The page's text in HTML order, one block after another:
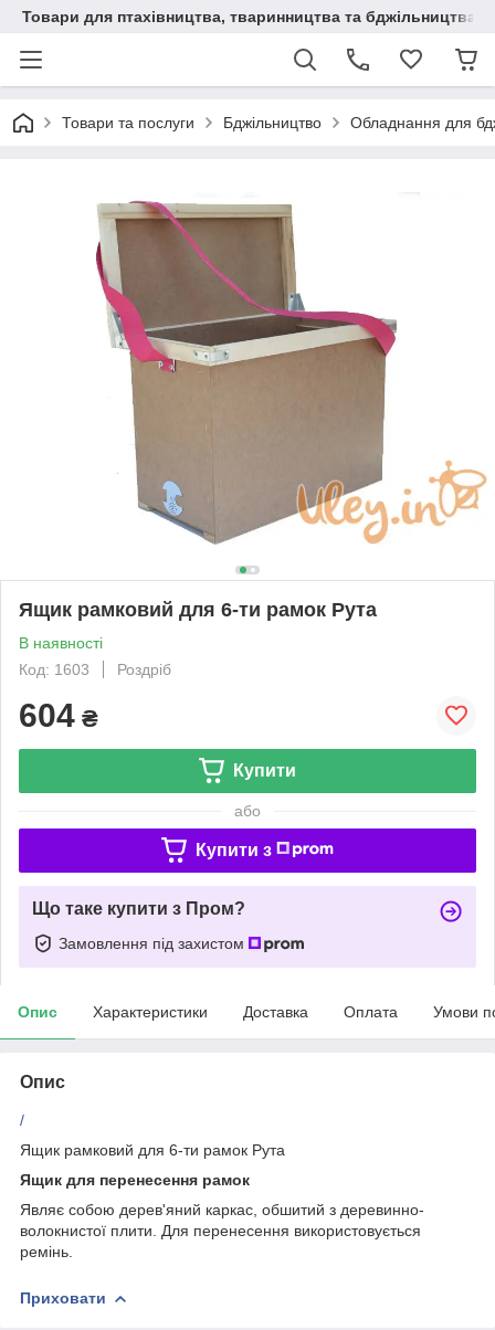
Товари для птахівництва, тваринництва та бджільництва
Товари та послуги Бджільництво Обладнання для
Ящик рамковий для 6-ти рамок Рута
В наявності
Код: 1603
Роздріб
604 ₴
Купити
або
Купити з
Що таке купити з Пром?
Замовлення під захистом
Опис Характеристики Доставка Оплата Умови
Опис
/
Ящик рамковий для 6-ти рамок Рута
Ящик для перенесення рамок
Являє собою дерев'яний каркас, обшитий з деревинно-
волокнистої плити. Для перенесення використовується
ремінь.
Приховати